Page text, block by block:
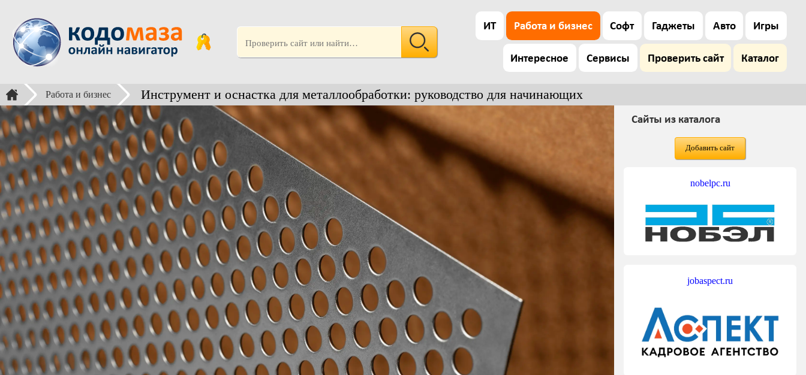
ИТ Работа и бизнес Софт Гаджеты Авто Игры
Интересное Сервисы Проверить сайт Каталог
Работа и бизнес Инструмент и оснастка для металлообработки: руководство для начинающих
Сайты из каталога
Добавить сайт
nobelpc.ru
jobaspect.ru